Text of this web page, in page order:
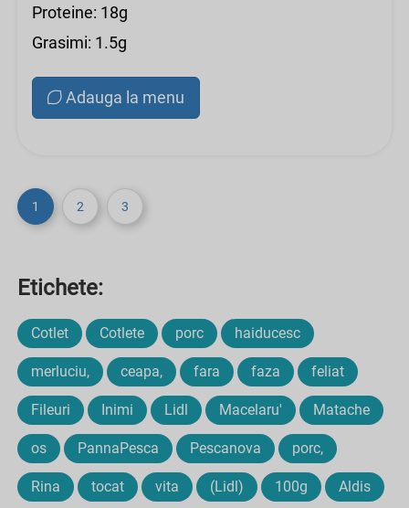
Proteine: 18g
Grasimi: 1.5g
Adauga la menu
1 2 3
Etichete:
Cotlet Cotlete porc haiducesc
merluciu, ceapa, fara faza feliat
Fileuri Inimi Lidl Macelaru' Matache
os PannaPesca Pescanova porc,
Rina tocat vita (Lidl) 100g Aldis